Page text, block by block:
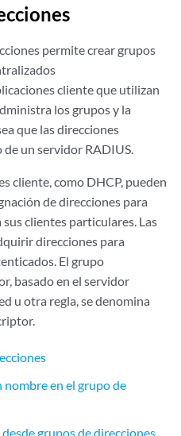
permite crear grupos
cliente que utilizan
los grupos y la
que las direcciones
de un servidor RADIUS.
cliente, como DHCP, pueden
de direcciones para
clientes particulares. Las
direcciones para
El grupo
basado en el servidor
u otra regla, se denomina
nombre en el grupo de
grupos de direcciones